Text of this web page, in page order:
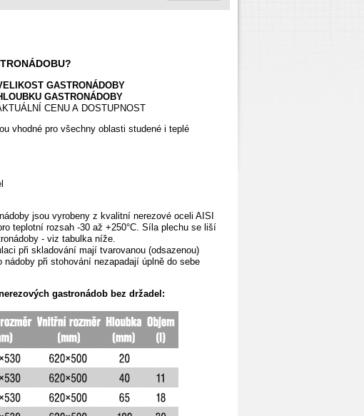
GASTRONÁDOBY
GASTRONÁDOBY
CENU A DOSTUPNOST
vhodné pro všechny oblasti studené i teplé
jsou vyrobeny z kvalitní nerezové oceli AISI
teplotní rozsah -30 až +250°C. Síla plechu se liší
- viz tabulka níže.
při skladování mají tvarovanou (odsazenou)
nádobypři stohování nezapadají úplně do sebe
gastronádob bez držadel: